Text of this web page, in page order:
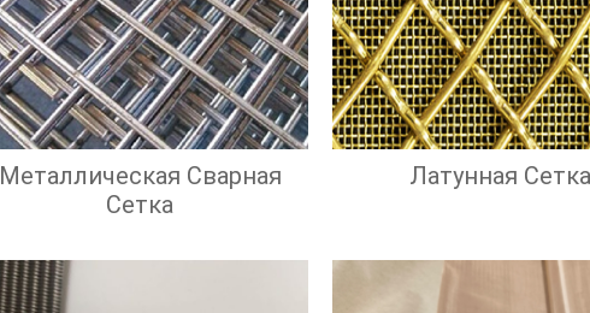
Металлическая Сварная
Сетка
Латунная Сетка